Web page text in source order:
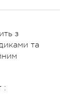
з
та
: